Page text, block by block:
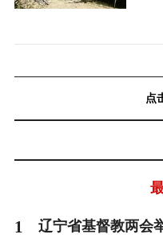
点
1 辽宁省基督教两会